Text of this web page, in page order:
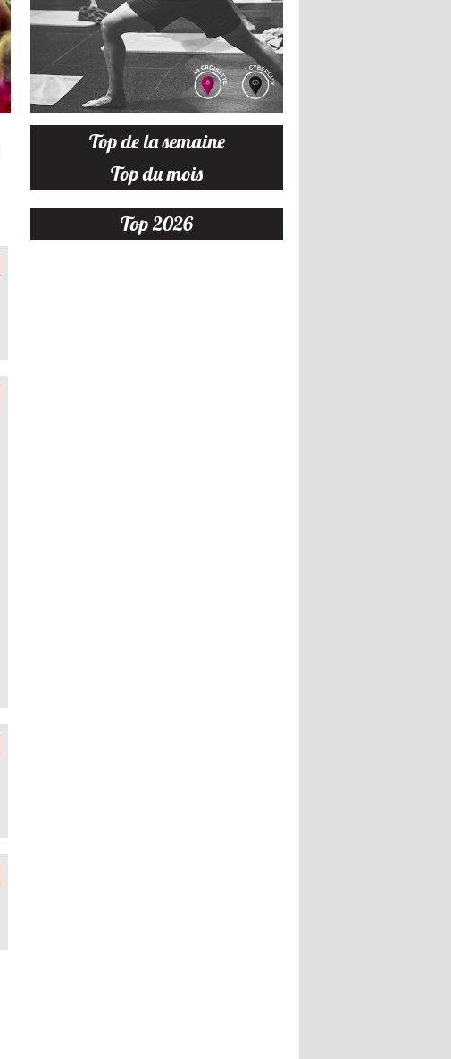
Top de la semaine
Top du mois
Top 2026